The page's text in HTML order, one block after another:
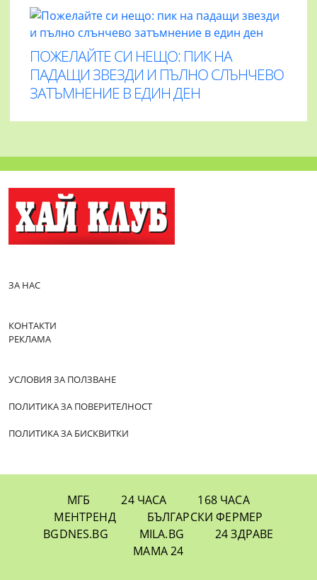
ПОЖЕЛАЙТЕ СИ НЕЩО: ПИК НА
ПАДАЩИ ЗВЕЗДИ И ПЪЛНО СЛЪНЧЕВО
ЗАТЪМНЕНИЕ В ЕДИН ДЕН
ЗА НАС
КОНТАКТИ
РЕКЛАМА
УСЛОВИЯ ЗА ПОЛЗВАНЕ
ПОЛИТИКА ЗА ПОВЕРИТЕЛНОСТ
ПОЛИТИКА ЗА БИСКВИТКИ
МГБ 24 ЧАСА
168 ЧАСА
МЕНТРЕНД
БЪЛГАРСКИ ФЕРМЕР
BGDNES.BG
MILA.BG
24 ЗДРАВЕ
МАМА 24